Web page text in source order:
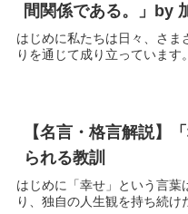
間関係である。」by
はじめに私たちは日々、さ
りを通じて成り立っています
【名言・格言解説】
られる教訓
はじめに「幸せ」という言
り、独自の人生観を持ち続